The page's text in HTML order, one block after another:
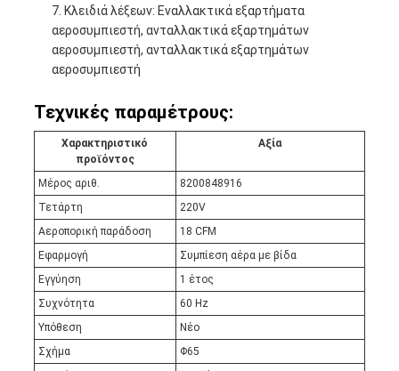
Κλειδιά λέξεων: Εναλλακτικά εξαρτήματα
αεροσυμπιεστή, ανταλλακτικά εξαρτημάτων
αεροσυμπιεστή, ανταλλακτικά εξαρτημάτων
αεροσυμπιεστή
Τεχνικές παραμέτρους:
Χαρακτηριστικό
προϊόντος
Αξία
Μέρος αριθ.
8200848916
Τετάρτη
220V
Αεροπορική παράδοση
18 CFM
Εφαρμογή
Συμπίεση αέρα με βίδα
Εγγύηση
1 έτος
Συχνότητα
60 Hz
Υπόθεση
Νέο
Σχήμα
Φ65